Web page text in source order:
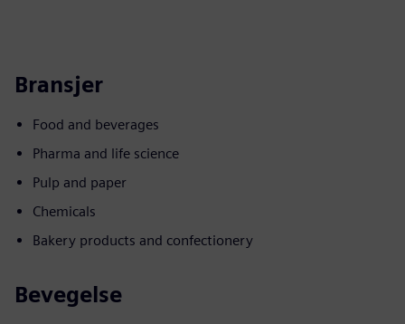
Bransjer
Food and beverages
Pharma and life science
Pulp and paper
Chemicals
Bakery products and confectionery
Bevegelse